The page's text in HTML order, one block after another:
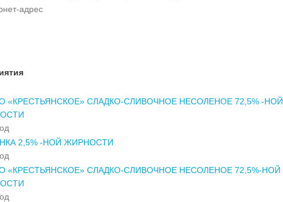
адрес
«КРЕСТЬЯНСКОЕ» СЛАДКО-СЛИВОЧНОЕ НЕСОЛЕНОЕ 72,5% -НОЙ
2,5% -НОЙ ЖИРНОСТИ
«КРЕСТЬЯНСКОЕ» СЛАДКО-СЛИВОЧНОЕ НЕСОЛЕНОЕ 72,5%-НОЙ